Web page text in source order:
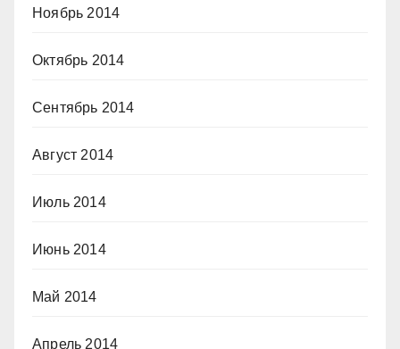
Ноябрь 2014
Октябрь 2014
Сентябрь 2014
Август 2014
Июль 2014
Июнь 2014
Май 2014
Апрель 2014